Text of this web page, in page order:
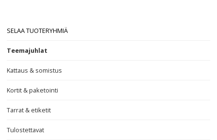
SELAA TUOTERYHMIÄ
Teemajuhlat
Kattaus & somistus
Kortit & paketointi
Tarrat & etiketit
Tulostettavat